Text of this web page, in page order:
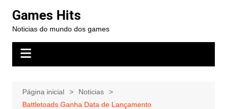
para
conteúdo
Games Hits
Noticias do mundo dos games
Página inicial
Noticias
Battletoads Ganha Data de Lançamento